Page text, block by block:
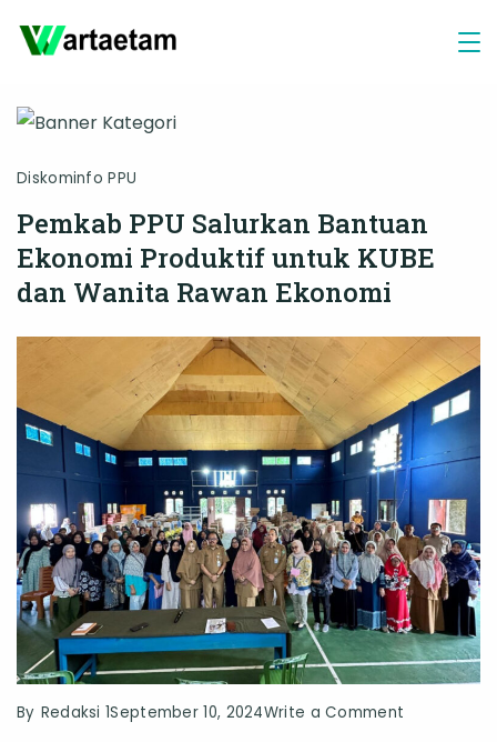
Diskominfo PPU
Pemkab PPU Salurkan Bantuan
Ekonomi Produktif untuk KUBE
dan Wanita Rawan Ekonomi
By Redaksi 1September 10, 2024Write a Comment